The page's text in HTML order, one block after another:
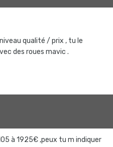
qualité / prix , tu le
des roues mavic .
à 1925€ ,peux tu m indiquer